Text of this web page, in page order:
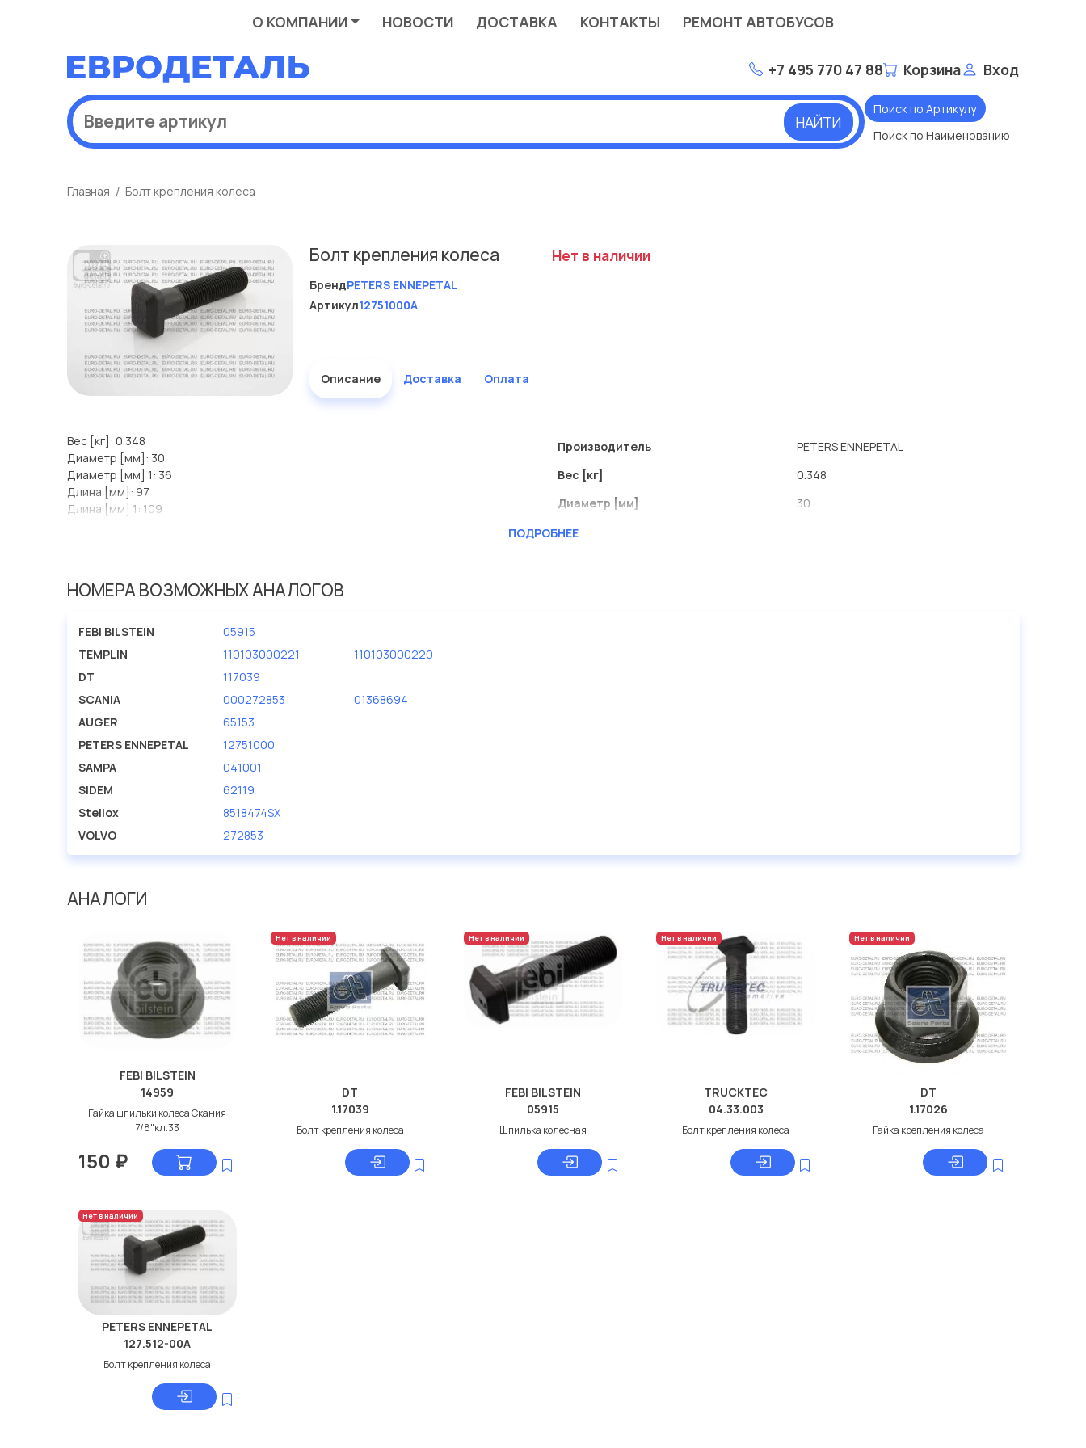
О КОМПАНИИ НОВОСТИ ДОСТАВКА КОНТАКТЫ РЕМОНТ АВТОБУСОВ
+7 495 770 47 88 Корзина Вход
НАЙТИ
Поиск по Артикулу
Поиск по Наименованию
Главная Болт крепления колеса
Болт крепления колеса
БрендPETERS ENNEPETAL
Артикул12751000A
Нет в наличии
Описание Доставка Оплата
Вес [кг]: 0.348
Диаметр [мм]: 30
Диаметр [мм] 1: 36
Длина [мм]: 97
Длина [мм] 1: 109
Производитель
PETERS ENNEPETAL
Вес [кг]
0.348
Диаметр [мм]
30
Диаметр [мм] 1
ПОДРОБНЕЕ
НОМЕРА ВОЗМОЖНЫХ АНАЛОГОВ
FEBI BILSTEIN
05915
TEMPLIN
110103000221
110103000220
DT
117039
SCANIA
000272853
01368694
AUGER
65153
PETERS ENNEPETAL
12751000
SAMPA
041001
SIDEM
62119
Stellox
8518474SX
VOLVO
272853
АНАЛОГИ
FEBI BILSTEIN
14959
Гайка шпильки колеса Скания
7/8"кл.33
150 ₽
Нет в наличии
DT
1.17039
Болт крепления колеса
Нет в наличии
FEBI BILSTEIN
05915
Шпилька колесная
Нет в наличии
TRUCKTEC
04.33.003
Болт крепления колеса
Нет в наличии
DT
1.17026
Гайка крепления колеса
Нет в наличии
PETERS ENNEPETAL
127.512-00A
Болт крепления колеса